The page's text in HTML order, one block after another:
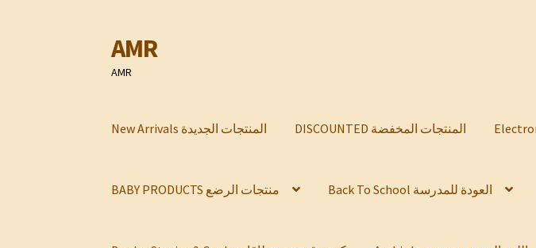
Skip
to
navigation
Skip
to
content
AMR
AMR
New Arrivals المنتجات الجديدة DISCOUNTED المنتجات المخفضة
BABY PRODUCTS منتجات الرضع Back To School العودة للمدرسة